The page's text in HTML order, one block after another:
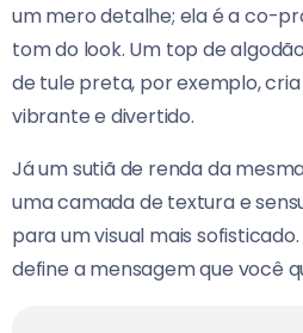
um mero detalhe; ela é a co-
tom do look. Um top de
de tule preta, por exemplo,
vibrante e divertido.
Já um sutiã de renda da
uma camada de textura e
para um visual mais
define a mensagem que você